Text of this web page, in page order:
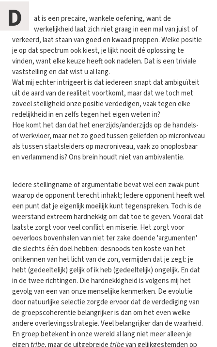
D
at is een precaire, wankele oefening, want de
werkelijkheid laat zich niet graag in een mal van juist of
verkeerd, laat staan van goed en kwaad proppen. Welke positie
je op dat spectrum ook kiest, je lijkt nooit dé oplossing te
vinden, want elke keuze heeft ook nadelen. Dat is een triviale
vaststelling en dat wist u al lang.
Wat mij echter intrigeert is dat iedereen snapt dat ambiguïteit
uit de aard van de realiteit voortkomt, maar dat we toch met
zoveel stelligheid onze positie verdedigen, vaak tegen elke
redelijkheid in en zelfs tegen het eigen weten in?
Hoe komt het dan dat het enerzijds/anderzijds op de handels-
of werkvloer, maar net zo goed tussen geliefden op microniveau
als tussen staatsleiders op macroniveau, vaak zo onoplosbaar
en verlammend is? Ons brein houdt niet van ambivalentie.
Iedere stellingname of argumentatie bevat wel een zwak punt
waarop de opponent terecht inhakt; Iedere opponent heeft wel
een punt dat je eigenlijk moeilijk kunt tegenspreken. Toch is de
weerstand extreem hardnekkig om dat toe te geven. Vooral dat
laatste zorgt voor veel conflict en miserie. Het zorgt voor
oeverloos bovenhalen van niet ter zake doende 'argumenten'
die slechts één doel hebben: desnoods ten koste van het
ontkennen van het licht van de zon, vermijden dat je zegt: je
hebt (gedeeltelijk) gelijk of ik heb (gedeeltelijk) ongelijk. En dat
in de twee richtingen. Die hardnekkigheid is volgens mij het
gevolg van een van onze menselijke kenmerken. De evolutie
door natuurlijke selectie zorgde ervoor dat de verdediging van
de groepscoherentie belangrijker is dan om het even welke
andere overlevingsstrategie. Veel belangrijker dan de waarheid.
En groep betekent in onze wereld al lang niet meer alleen je
eigen tribe, maar de uitgebreide tribevan gelijkgestemden op